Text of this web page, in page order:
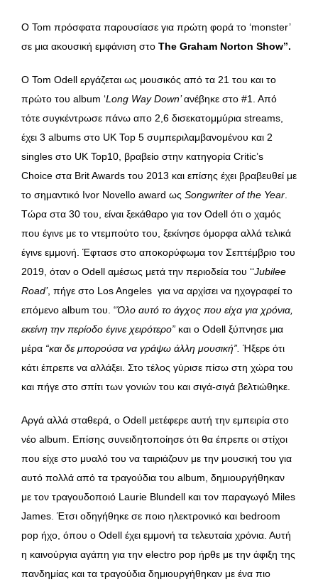
Ο Tom πρόσφατα παρουσίασε για πρώτη φορά το ‘monster’
σε μια ακουσική εμφάνιση στο The Graham Norton Show”.
Ο Tom Odell εργάζεται ως μουσικός από τα 21 του και το
πρώτο του album ‘Long Way Down’ανέβηκε στο #1. Από
τότε συγκέντρωσε πάνω απο 2,6 δισεκατομμύρια streams,
έχει 3 albums στο UK Top 5 συμπεριλαμβανομένου και 2
singles στο UK Top10, βραβείο στην κατηγορία Critic’s
Choice στα Brit Awards του 2013 και επίσης έχει βραβευθεί με
το σημαντικό Ivor Novello award ως Songwriter of the Year
Τώρα στα 30 του, είναι ξεκάθαρο για τον Odell ότι ο χαμός
που έγινε με το ντεμπούτο του, ξεκίνησε όμορφα αλλά τελικά
έγινε εμμονή. Έφτασε στο αποκορύφωμα τον Σεπτέμβριο του
2019, όταν ο Odell αμέσως μετά την περιοδεία του ‘‘Jubilee
Road’, πήγε στο Los Angeles για να αρχίσει να ηχογραφεί το
επόμενο album του. “Όλο αυτό το άγχος που είχα για χρόνια,
εκείνη την περίοδο έγινε χειρότερο” και ο Odell ξύπνησε μια
μέρα “και δε μπορούσα να γράψω άλλη μουσική”. Ήξερε ότι
κάτι έπρεπε να αλλάξει. Στο τέλος γύρισε πίσω στη χώρα του
και πήγε στο σπίτι των γονιών του και σιγά-σιγά βελτιώθηκε.
Αργά αλλά σταθερά, ο Odell μετέφερε αυτή την εμπειρία στο
νέο album. Επίσης συνειδητοποίησε ότι θα έπρεπε οι στίχοι
που είχε στο μυαλό του να ταιριάζουν με την μουσική του για
αυτό πολλά από τα τραγούδια του album, δημιουργήθηκαν
με τον τραγουδοποιό Laurie Blundell και τον παραγωγό Miles
James. Έτσι οδηγήθηκε σε ποιο ηλεκτρονικό και bedroom
pop ήχο, όπου ο Odell έχει εμμονή τα τελευταία χρόνια. Αυτή
η καινούργια αγάπη για την electro pop ήρθε με την άφιξη της
πανδημίας και τα τραγούδια δημιουργήθηκαν με ένα πιο